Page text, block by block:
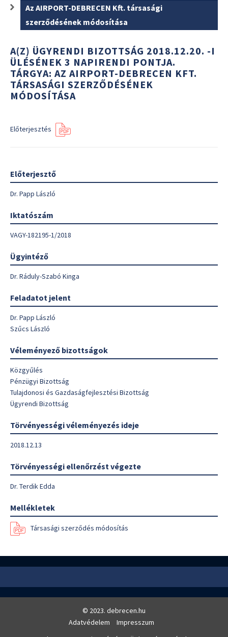
Az AIRPORT-DEBRECEN Kft. társasági
szerződésének módosítása
A(Z) ÜGYRENDI BIZOTTSÁG 2018.12.20. -I
ÜLÉSÉNEK 3 NAPIRENDI PONTJA.
TÁRGYA: AZ AIRPORT-DEBRECEN KFT.
TÁRSASÁGI SZERZŐDÉSÉNEK
MÓDOSÍTÁSA
Előterjesztés
Előterjesztő
Dr. Papp László
Iktatószám
VAGY-182195-1/2018
Ügyintéző
Dr. Ráduly-Szabó Kinga
Feladatot jelent
Dr. Papp László
Szűcs László
Véleményező bizottságok
Közgyűlés
Pénzügyi Bizottság
Tulajdonosi és Gazdaságfejlesztési Bizottság
Ügyrendi Bizottság
Törvényességi véleményezés ideje
2018.12.13
Törvényességi ellenőrzést végezte
Dr. Terdik Edda
Mellékletek
Társasági szerződés módosítás
© 2023. debrecen.hu
Adatvédelem
Impresszum